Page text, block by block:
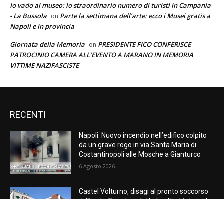
Io vado al museo: lo straordinario numero di turisti in Campania
- La Bussola on Parte la settimana dell’arte: ecco i Musei gratis a
Napoli e in provincia
Giornata della Memoria on PRESIDENTE FICO CONFERISCE
PATROCINIO CAMERA ALL’EVENTO A MARANO IN MEMORIA
VITTIME NAZIFASCISTE
RECENTI
Napoli: Nuovo incendio nell’edifico colpito
da un grave rogo in via Santa Maria di
Costantinopoli alle Mosche a Gianturco
6 Agosto 2026
Castel Volturno, disagi al pronto soccorso